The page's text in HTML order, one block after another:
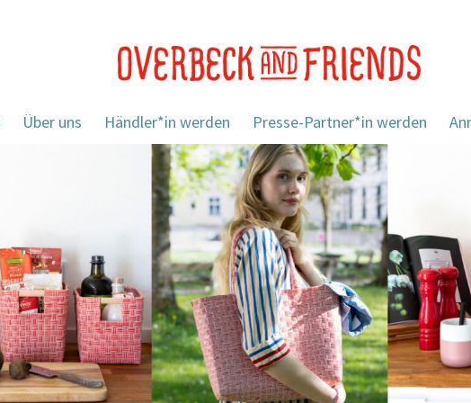
Über uns Händler*in werden Presse-Partner*in werden